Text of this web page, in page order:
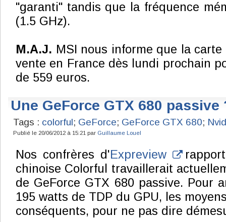
"garanti" tandis que la fréquence
(1.5 GHz).
M.A.J. MSI nous informe que la
vente en France dès lundi prochain
de 559 euros.
Une GeForce GTX 680 passive
Tags : colorful; GeForce; GeForce GTX 680;
Publié le 20/06/2012 à 15:21 par Guillaume Louel
Nos confrères d'Expreview
chinoise Colorful travaillerait
de GeForce GTX 680 passive. Pour
195 watts de TDP du GPU, les
conséquents, pour ne pas dire